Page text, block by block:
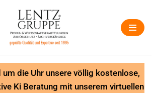
um die Uhr unsere völlig kostenlose,
Ki Beratung mit unserem virtuellen